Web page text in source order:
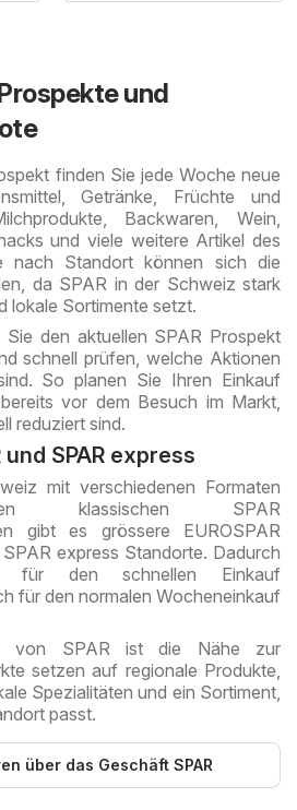
und
finden Sie jede Woche neue
Getränke, Früchte und
Backwaren, Wein,
und viele weitere Artikel des
nach Standort können sich die
da SPAR in der Schweiz stark
lokale Sortimente setzt.
den aktuellen SPAR Prospekt
schnell prüfen, welche Aktionen
So planen Sie Ihren Einkauf
vor dem Besuch im Markt,
reduziert sind.
und SPAR express
mit verschiedenen Formaten
klassischen SPAR
gibt es grössere EUROSPAR
express Standorte. Dadurch
für den schnellen Einkauf
für den normalen Wocheneinkauf
von SPAR ist die Nähe zur
setzen auf regionale Produkte,
Spezialitäten und ein Sortiment,
passt.
über das Geschäft SPAR